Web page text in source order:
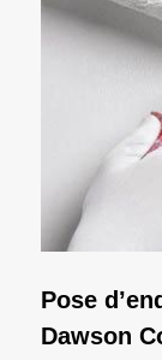
Pose
Dawson